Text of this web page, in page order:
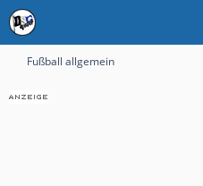
Fußball allgemein